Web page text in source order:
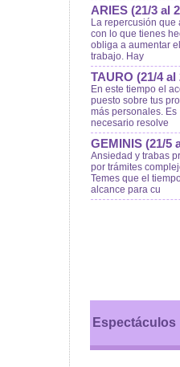
ARIES (21/3 al
La repercusión que
con lo que tienes
obliga a aumentar
trabajo. Hay
TAURO (21/4 al
En este tiempo el
puesto sobre tus
más personales. Es
necesario resolve
GEMINIS (21/5
Ansiedad y trabas
por trámites
Temes que el
alcance para cu
Espectáculos